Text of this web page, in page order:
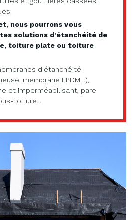
nous pourrons vous
solutions d'étanchéité de
toiture plate ou toiture
d'étanchéité
membrane EPDM…),
et imperméabilisant, pare
toiture...